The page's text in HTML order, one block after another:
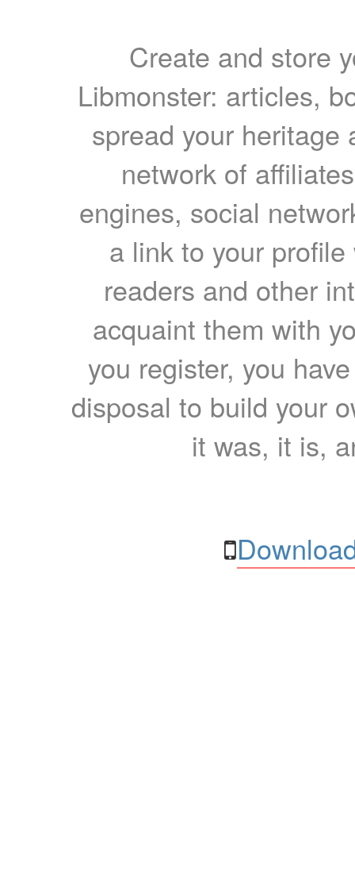
Create and store
Libmonster: articles,
spread your heritage
network of
engines, social
a link to your
readers and other
acquaint them with
you register, you
disposal to build your
it was, it is,